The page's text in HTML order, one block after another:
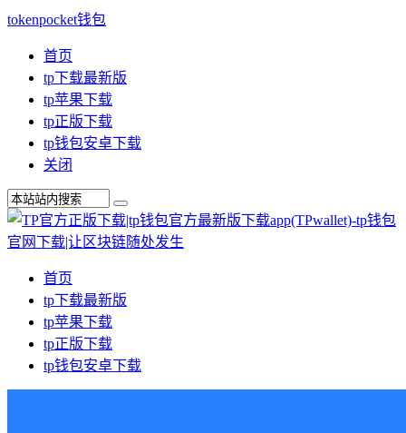
tokenpocket钱包
首页
tp下载最新版
tp苹果下载
tp正版下载
tp钱包安卓下载
关闭
首页
tp下载最新版
tp苹果下载
tp正版下载
tp钱包安卓下载